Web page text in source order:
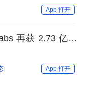
App 打开
再获 2.73 亿美
App 打开